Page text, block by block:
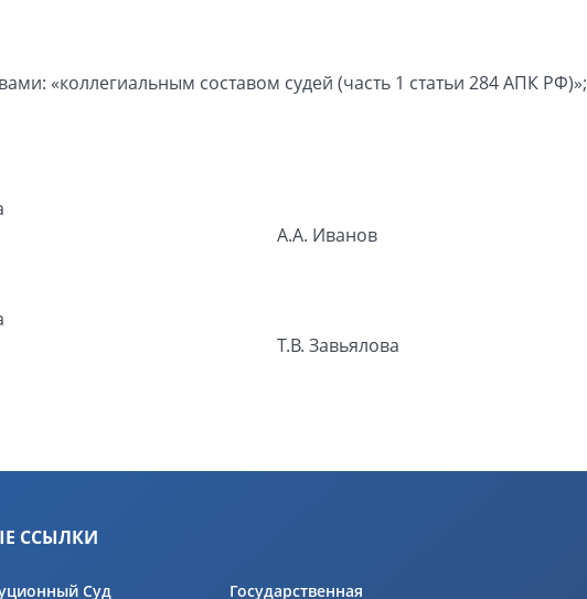
«коллегиальным составом судей (часть 1 статьи 284 АПК РФ)»;
А.А. Иванов
Т.В. Завьялова
ССЫЛКИ
Суд Государственная